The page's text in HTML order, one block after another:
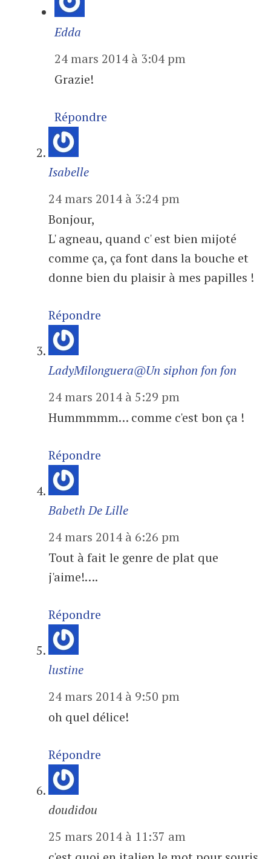
Edda
24 mars 2014 à 3:04 pm
Grazie!
Répondre
Isabelle
24 mars 2014 à 3:24 pm
Bonjour,
L' agneau, quand c' est bien mijoté
comme ça, ça font dans la bouche et
donne bien du plaisir à mes papilles !
Répondre
LadyMilonguera@Un siphon fon fon
24 mars 2014 à 5:29 pm
Hummmmm… comme c'est bon ça !
Répondre
Babeth De Lille
24 mars 2014 à 6:26 pm
Tout à fait le genre de plat que
j'aime!….
Répondre
lustine
24 mars 2014 à 9:50 pm
oh quel délice!
Répondre
doudidou
25 mars 2014 à 11:37 am